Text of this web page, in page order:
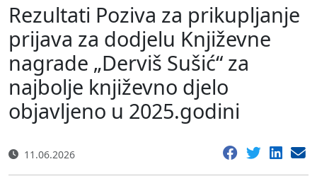
Rezultati Poziva za prikupljanje
prijava za dodjelu Književne
nagrade „Derviš Sušić“ za
najbolje književno djelo
objavljeno u 2025.godini
11.06.2026